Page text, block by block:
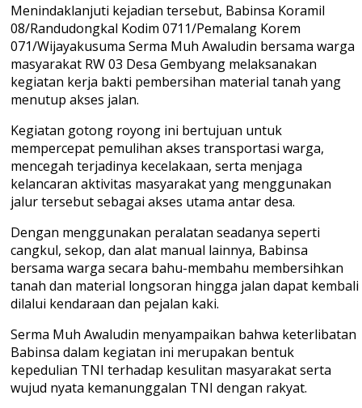
Menindaklanjuti kejadian tersebut, Babinsa Koramil
08/Randudongkal Kodim 0711/Pemalang Korem
071/Wijayakusuma Serma Muh Awaludin bersama warga
masyarakat RW 03 Desa Gembyang melaksanakan
kegiatan kerja bakti pembersihan material tanah yang
menutup akses jalan.
Kegiatan gotong royong ini bertujuan untuk
mempercepat pemulihan akses transportasi warga,
mencegah terjadinya kecelakaan, serta menjaga
kelancaran aktivitas masyarakat yang menggunakan
jalur tersebut sebagai akses utama antar desa.
Dengan menggunakan peralatan seadanya seperti
cangkul, sekop, dan alat manual lainnya, Babinsa
bersama warga secara bahu-membahu membersihkan
tanah dan material longsoran hingga jalan dapat kembali
dilalui kendaraan dan pejalan kaki.
Serma Muh Awaludin menyampaikan bahwa keterlibatan
Babinsa dalam kegiatan ini merupakan bentuk
kepedulian TNI terhadap kesulitan masyarakat serta
wujud nyata kemanunggalan TNI dengan rakyat.